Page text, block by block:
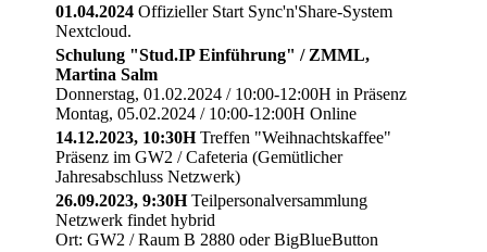
01.04.2024 Offizieller Start Sync'n'Share-System
Nextcloud.
Schulung "Stud.IP Einführung" / ZMML,
Martina Salm
Donnerstag, 01.02.2024 / 10:00-12:00H in Präsenz
Montag, 05.02.2024 / 10:00-12:00H Online
14.12.2023, 10:30HTreffen "Weihnachtskaffee"
Präsenz im GW2 / Cafeteria (Gemütlicher
Jahresabschluss Netzwerk)
26.09.2023, 9:30HTeilpersonalversammlung
Netzwerk findet hybrid
Ort: GW2 / Raum B 2880 oder BigBlueButton